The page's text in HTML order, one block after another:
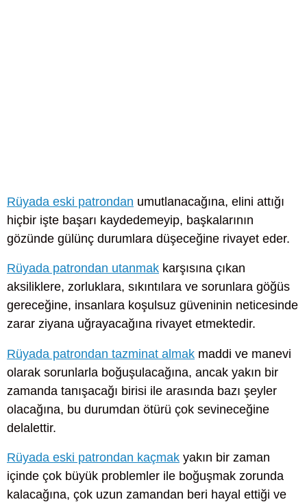
Rüyada eski patrondan umutlanacağına, elini attığı
hiçbir işte başarı kaydedemeyip, başkalarının
gözünde gülünç durumlara düşeceğine rivayet eder.
Rüyada patrondan utanmak karşısına çıkan
aksiliklere, zorluklara, sıkıntılara ve sorunlara göğüs
gereceğine, insanlara koşulsuz güveninin neticesinde
zarar ziyana uğrayacağına rivayet etmektedir.
Rüyada patrondan tazminat almak maddi ve manevi
olarak sorunlarla boğuşulacağına, ancak yakın bir
zamanda tanışacağı birisi ile arasında bazı şeyler
olacağına, bu durumdan ötürü çok sevineceğine
delalettir.
Rüyada eski patrondan kaçmak yakın bir zaman
içinde çok büyük problemler ile boğuşmak zorunda
kalacağına, çok uzun zamandan beri hayal ettiği ve